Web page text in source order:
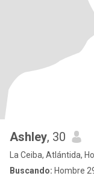
Ashley, 30
La Ceiba, Atlántida,
Buscando: Hombre